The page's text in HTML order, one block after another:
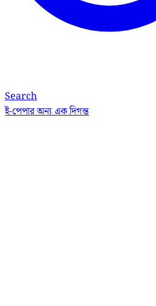
Search
ই-পেপারঅন্য এক দিগন্ত